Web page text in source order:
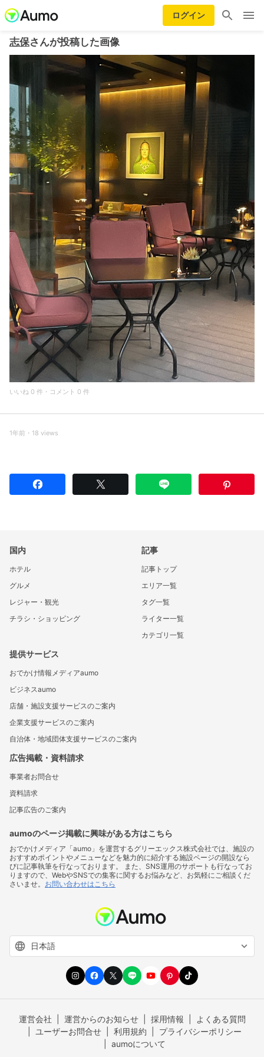
ログイン
志保さんが投稿した画像
いいね 0 件・コメント 0 件
1年前・18 views
国内
ホテル
グルメ
レジャー・観光
チラシ・ショッピング
記事
記事トップ
エリア一覧
タグ一覧
ライター一覧
カテゴリ一覧
提供サービス
おでかけ情報メディアaumo
ビジネスaumo
店舗・施設支援サービスのご案内
企業支援サービスのご案内
自治体・地域団体支援サービスのご案内
広告掲載・資料請求
事業者お問合せ
資料請求
記事広告のご案内
aumoのページ掲載に興味がある方はこちら
おでかけメディア「aumo」を運営するグリーエックス株式会社では、施設の
おすすめポイントやメニューなどを魅力的に紹介する施設ページの開設なら
びに記事執筆を行なっております。 また、SNS運用のサポートも行なってお
りますので、WebやSNSでの集客に関するお悩みなど、お気軽にご相談くだ
さいませ。 お問い合わせはこちら
運営会社 運営からのお知らせ 採用情報
よくある質問
ユーザーお問合せ
利用規約
プライバシーポリシー
aumoについて